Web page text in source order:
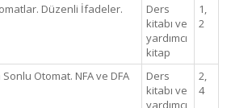
Düzenli İfadeler.
Ders
kitabı ve
yardımcı
kitap
1,
2
Otomat. NFA ve DFA
Ders
kitabı ve
yardımcı
2,
4